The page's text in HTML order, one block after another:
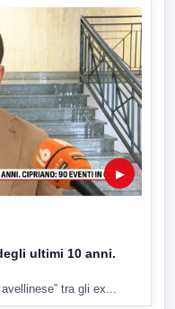
▶
ultimi 10 anni.
tra gli ex...